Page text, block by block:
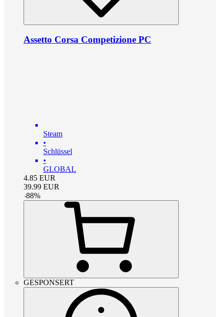
Assetto Corsa Competizione PC
Steam
•
Schlüssel
•
GLOBAL
4.85 EUR
39.99 EUR
-88%
GESPONSERT